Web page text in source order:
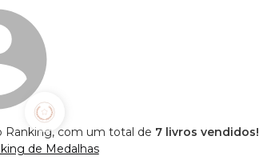
Ranking, com um total de 7 livros vendidos!
de Medalhas